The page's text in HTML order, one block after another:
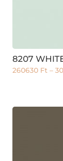
8207
260630 Ft –